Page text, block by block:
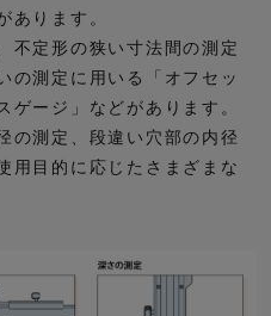
あります。
不定形の狭い寸法間の測定
の測定に用いる「オフセッ
ゲージ」などがあります。
の測定、段違い穴部の内径
用目的に応じたさまざまな